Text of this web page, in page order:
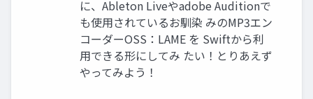
に、Ableton Liveやadobe Auditionで
も使用されているお馴染 みのMP3エン
コーダーOSS：LAME を Swiftから利
用できる形にしてみ たい！とりあえず
やってみよう！